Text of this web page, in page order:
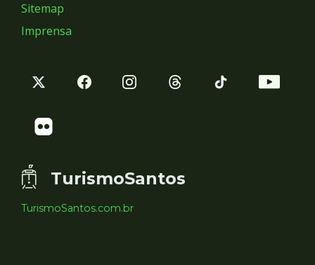
Sitemap
Imprensa
TurismoSantos
TurismoSantos.com.br